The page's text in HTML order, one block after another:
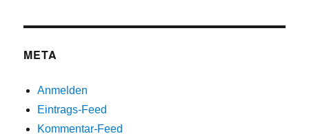
META
Anmelden
Eintrags-Feed
Kommentar-Feed